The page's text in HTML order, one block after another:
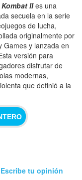
IIes una
secuela en la serie
de lucha,
originalmente por
Games y lanzada en
versión para
disfrutar de
modernas,
que definió a la
Escribe tu opinión